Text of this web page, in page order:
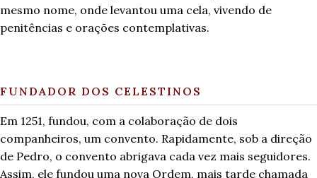
mesmo nome, onde levantou uma cela, vivendo de
penitências e orações contemplativas.
FUNDADOR DOS CELESTINOS
Em 1251, fundou, com a colaboração de dois
companheiros, um convento. Rapidamente, sob a direção
de Pedro, o convento abrigava cada vez mais seguidores.
Assim, ele fundou uma nova Ordem, mais tarde chamada